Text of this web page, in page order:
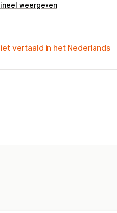
weergeven
vertaald in het Nederlands